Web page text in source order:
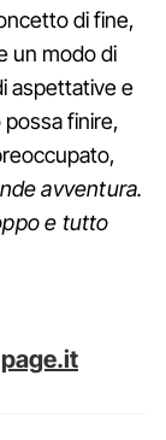
di fine,
un modo di
aspettative e
finire,
avventura.
e tutto